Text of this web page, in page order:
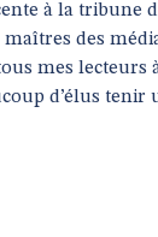
à la tribune
des
mes lecteurs
d’élus tenir